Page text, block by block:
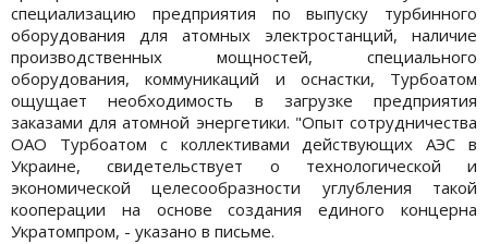
специализацию предприятия по выпуску турбинного
оборудования для атомных электростанций, наличие
производственных мощностей, специального
оборудования, коммуникаций и оснастки, Турбоатом
ощущает необходимость в загрузке предприятия
заказами для атомной энергетики. "Опыт сотрудничества
ОАО Турбоатом с коллективами действующих АЭС в
Украине, свидетельствует о технологической и
экономической целесообразности углубления такой
кооперации на основе создания единого концерна
Укратомпром, - указано в письме.